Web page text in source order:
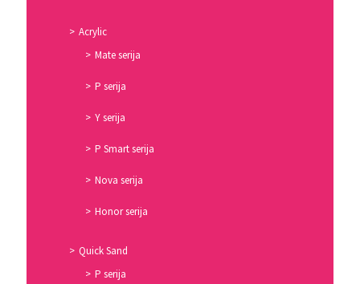
Acrylic
Mate serija
P serija
Y serija
P Smart serija
Nova serija
Honor serija
Quick Sand
P serija